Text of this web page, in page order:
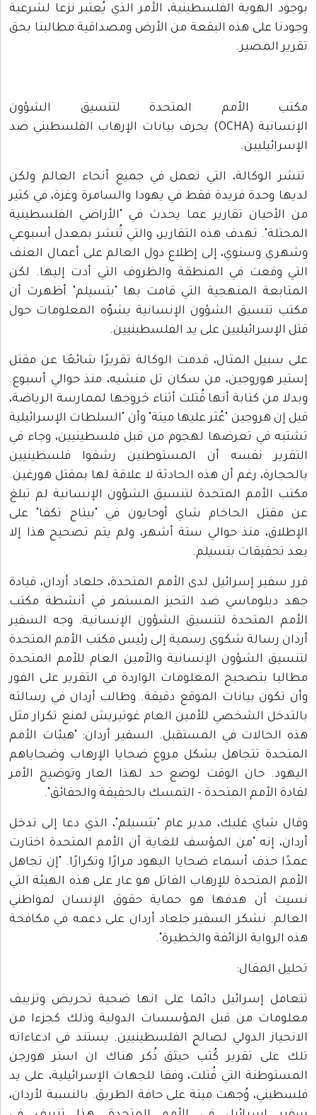
بوجود الهوية الفلسطينية، الأمر الذي يُعتبر نزعا لشرعية
وجودنا على هذه البقعة من الأرض ومصداقية مطالبنا بحق
تقرير المصير.
مكتب الأمم المتحدة لتنسيق الشؤون
الإنسانية (OCHA) يحرف بيانات الإرهاب الفلسطيني ضد
الإسرائيليين.
تنشر الوكالة، التي تعمل في جميع أنحاء العالم ولكن
لديها وحدة فريدة فقط في يهودا والسامرة وغزة، في كثير
من الأحيان تقارير عما يحدث في "الأراضي الفلسطينية
المحتلة". تهدف هذه التقارير، والتي تُنشر بمعدل أسبوعي
وشهري وسنوي، إلى إطلاع دول العالم على أعمال العنف
التي وقعت في المنطقة والظروف التي أدت إليها. لكن
المتابعة المنهجية التي قامت بها "بتسيلم" أظهرت أن
مكتب تنسيق الشؤون الإنسانية يشوّه المعلومات حول
قتل الإسرائيليين على يد الفلسطينيين.
على سبيل المثال، قدمت الوكالة تقريرًا شائعًا عن مقتل
إستير هوروجين، من سكان تل منشيه، منذ حوالي أسبوع.
وبدلا من كتابة أنها قُتلت أثناء خروجها لممارسة الرياضة،
قيل إن هروجين "عُثر عليها ميتة" وأن "السلطات الإسرائيلية
تشتبه في تعرضها لهجوم من قبل فلسطينيين، وجاء في
التقرير نفسه أن المستوطنين رشقوا فلسطينيين
بالحجارة، رغم أن هذه الحادثة لا علاقة لها بمقتل هورغين.
مكتب الأمم المتحدة لتنسيق الشؤون الإنسانية لم تبلغ
عن مقتل الحاخام شاي أوحايون في "بيتاح تكفا" على
الإطلاق، منذ حوالي ستة أشهر، ولم يتم تصحيح هذا إلا
بعد تحقيقات بتسيلم.
قرر سفير إسرائيل لدى الأمم المتحدة، جلعاد أردان، قيادة
جهد دبلوماسي ضد التحيز المستمر في أنشطة مكتب
الأمم المتحدة لتنسيق الشؤون الإنسانية. وجه السفير
أردان رسالة شكوى رسمية إلى رئيس مكتب الأمم المتحدة
لتنسيق الشؤون الإنسانية والأمين العام للأمم المتحدة
مطالبا بتصحيح المعلومات الواردة في التقرير على الفور
وأن تكون بيانات الموقع دقيقة. وطالب أردان في رسالته
بالتدخل الشخصي للأمين العام غوتيريش لمنع تكرار مثل
هذه الحالات في المستقبل. السفير أردان: "هيئات الأمم
المتحدة تتجاهل بشكل مروع ضحايا الإرهاب وضحاياهم
اليهود. حان الوقت لوضع حد لهذا العار وتوضيح الأمر
لقادة الأمم المتحدة - التمسك بالحقيقة والحقائق".
وقال شاي غليك، مدير عام "بتسيلم"، الذي دعا إلى تدخل
أردان، إنه "من المؤسف للغاية أن الأمم المتحدة اختارت
عمدًا حذف أسماء ضحايا اليهود مرارًا وتكرارًا. "إن تجاهل
الأمم المتحدة للإرهاب القاتل هو عار على هذه الهيئة التي
نسيت أن هدفها هو حماية حقوق الإنسان لمواطني
العالم. نشكر السفير جلعاد أردان على دعمه في مكافحة
هذه الرواية الزائفة والخطيرة".
تحليل المقال:
تتعامل إسرائيل دائما على انها ضحية تحريض وتزييف
معلومات من قبل المؤسسات الدولية وذلك كجزءا من
الانحياز الدولي لصالح الفلسطينيين. يستند في ادعاءاته
تلك على تقرير كُتب حيثق ذُكر هناك ان استر هورجن
المستوطنة التي قُتلت، وفقا للجهات الإسرائيلية، على يد
فلسطيني، وُجهت ميتة على حافة الطريق. بالنسبة لأردان،